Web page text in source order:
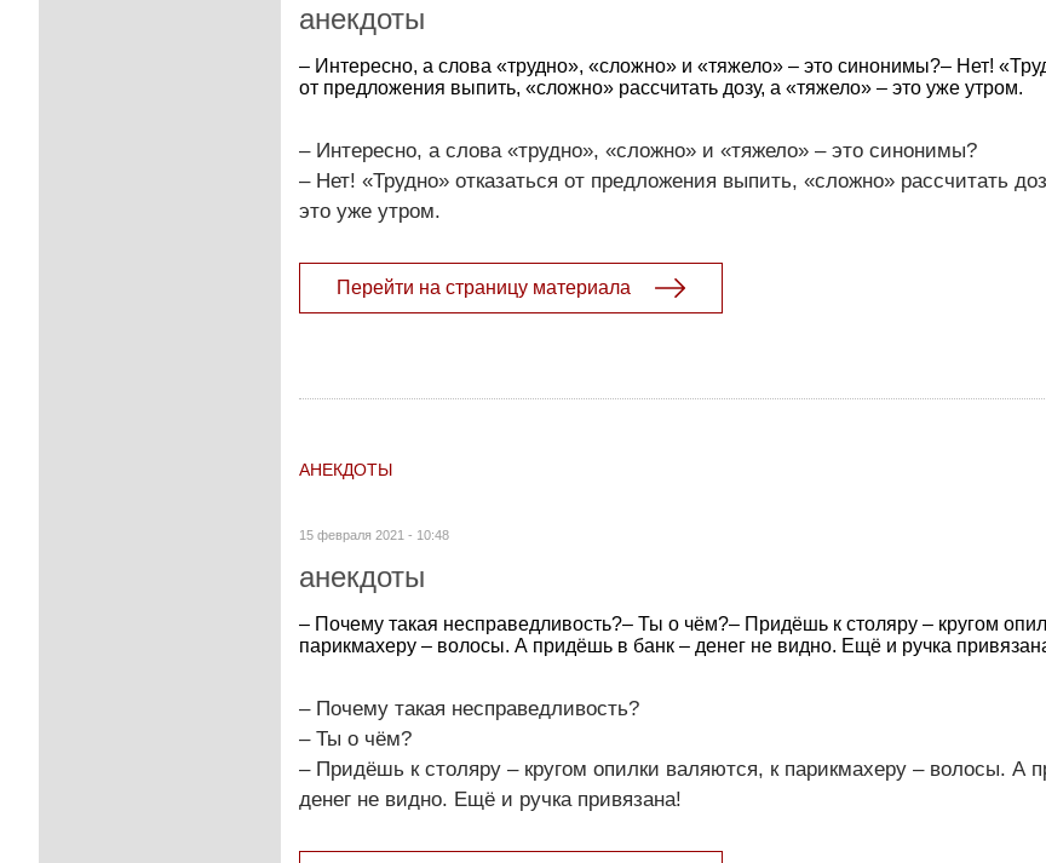
анекдоты
– Интересно, а слова «трудно», «сложно» и «тяжело» – это синонимы?– Нет!
от предложения выпить, «сложно» рассчитать дозу, а «тяжело» – это уже утром.
– Интересно, а слова «трудно», «сложно» и «тяжело» – это синонимы?
– Нет! «Трудно» отказаться от предложения выпить, «сложно» рассчитать
это уже утром.
Перейти на страницу материала
АНЕКДОТЫ
15 февраля 2021 - 10:48
анекдоты
– Почему такая несправедливость?– Ты о чём?– Придёшь к столяру – кругом
парикмахеру – волосы. А придёшь в банк – денег не видно. Ещё и ручка
– Почему такая несправедливость?
– Ты о чём?
– Придёшь к столяру – кругом опилки валяются, к парикмахеру – волосы. А
денег не видно. Ещё и ручка привязана!